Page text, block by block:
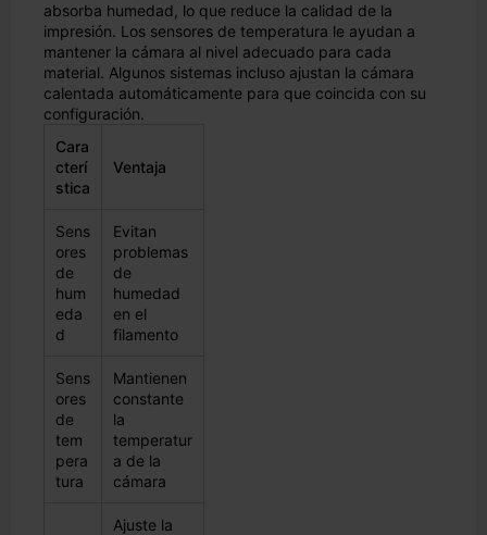
absorba humedad, lo que reduce la calidad de la
impresión. Los sensores de temperatura le ayudan a
mantener la cámara al nivel adecuado para cada
material. Algunos sistemas incluso ajustan la cámara
calentada automáticamente para que coincida con su
configuración.
Cara
cterí
stica
Ventaja
Sens
ores
de
hum
eda
d
Evitan
problemas
de
humedad
en el
filamento
Sens
ores
de
tem
pera
tura
Mantienen
constante
la
temperatur
a de la
cámara
Ajuste la